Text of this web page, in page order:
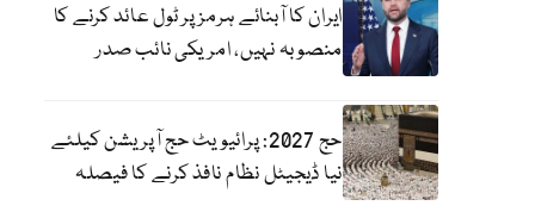
ایران کا آبنائے ہرمز پر ٹول عائد کرنے کا
منصوبہ نہیں، امریکی نائب صدر
حج 2027: پرائیویٹ حج آپریشن کیلئے
نیا ڈیجیٹل نظام نافذ کرنے کا فیصلہ